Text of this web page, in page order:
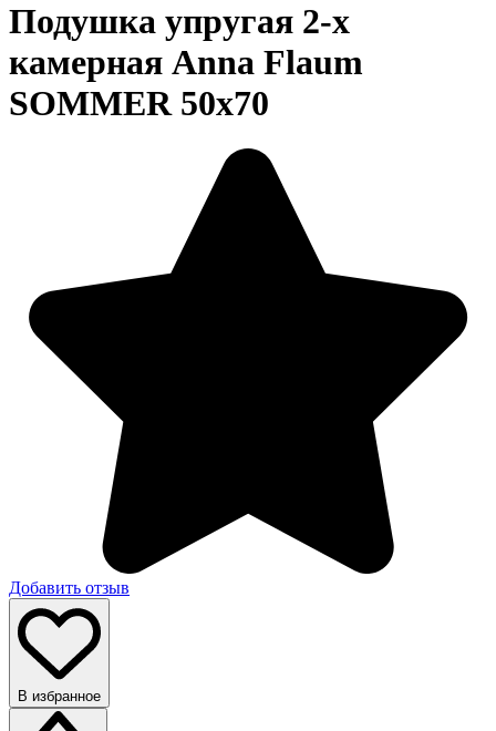
Подушка упругая 2-х
камерная Anna Flaum
SOMMER 50х70
Добавить отзыв
В избранное